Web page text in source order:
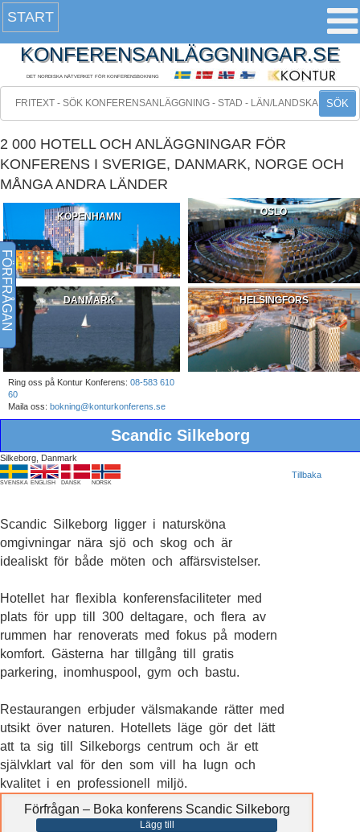
START
KONFERENSANLÄGGNINGAR.SE
DET NORDISKA NÄTVERKET FÖR KONFERENSBOKNING
SÖK
2 000 HOTELL OCH ANLÄGGNINGAR FÖR
KONFERENS I SVERIGE, DANMARK, NORGE OCH
MÅNGA ANDRA LÄNDER
KÖPENHAMN OSLO
DANMARK HELSINGFORS
Ring oss på Kontur Konferens: 08-583 610
60
Maila oss: bokning@konturkonferens.se
Scandic Silkeborg
Silkeborg, Danmark
SVENSKA ENGLISH DANSK NORSK
Tillbaka
Scandic Silkeborg ligger i natursköna
omgivningar nära sjö och skog och är
idealiskt för både möten och affärsvistelser.
Hotellet har flexibla konferensfaciliteter med
plats för upp till 300 deltagare, och flera av
rummen har renoverats med fokus på modern
komfort. Gästerna har tillgång till gratis
parkering, inomhuspool, gym och bastu.
Restaurangen erbjuder välsmakande rätter med
utsikt över naturen. Hotellets läge gör det lätt
att ta sig till Silkeborgs centrum och är ett
självklart val för den som vill ha lugn och
kvalitet i en professionell miljö.
FÖRFRÅGAN
Förfrågan – Boka konferens Scandic Silkeborg
Lägg till